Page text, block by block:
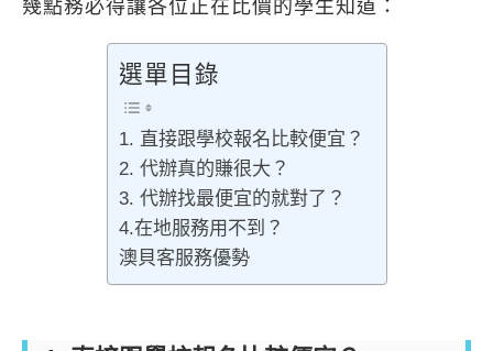
幾點務必得讓各位正在比價的學生知道：
選單目錄
1. 直接跟學校報名比較便宜？
2. 代辦真的賺很大？
3. 代辦找最便宜的就對了？
4.在地服務用不到？
澳貝客服務優勢